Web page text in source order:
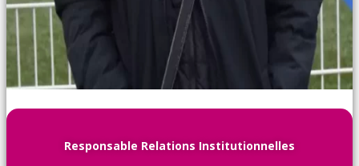
Responsable Relations Institutionnelles